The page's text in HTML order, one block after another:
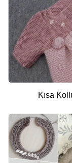
Kısa